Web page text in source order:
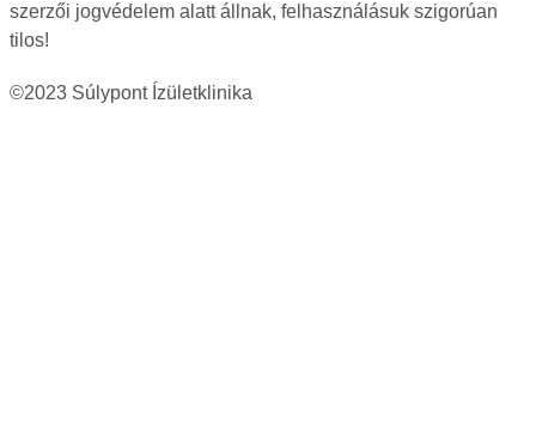
szerzői jogvédelem alatt állnak, felhasználásuk szigorúan
tilos!
©2023 Súlypont Ízületklinika